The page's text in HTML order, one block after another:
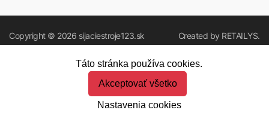
Copyright © 2026 sijaciestroje123.sk Created by RETAILYS.
Táto stránka používa cookies.
Akceptovať všetko
Nastavenia cookies